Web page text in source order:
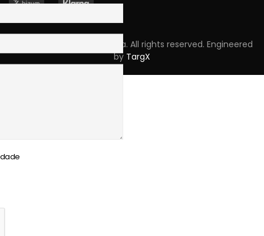
Copyright © 2023 Skpro, Lda. All rights reserved. Engineered
by TargX